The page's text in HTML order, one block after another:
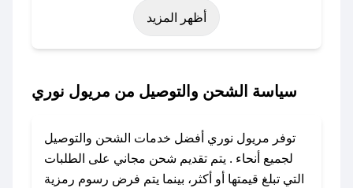
رمضان، اليوم الوطني، يوم التأسيس، أو حتى عروض
باستخدام تطبيق صحصح، يمكنك العثور بسهولة على
الكوبون، تواصل معنا عبر تويتر أو البريد الإلكتروني
لإضافته بسرعة.
أظهر المزيد
سياسة الشحن والتوصيل من مريول نوري
توفر مريول نوري أفضل خدمات الشحن والتوصيل
لجميع أنحاء . يتم تقديم شحن مجاني على الطلبات
التي تبلغ قيمتها أو أكثر، بينما يتم فرض رسوم رمزية